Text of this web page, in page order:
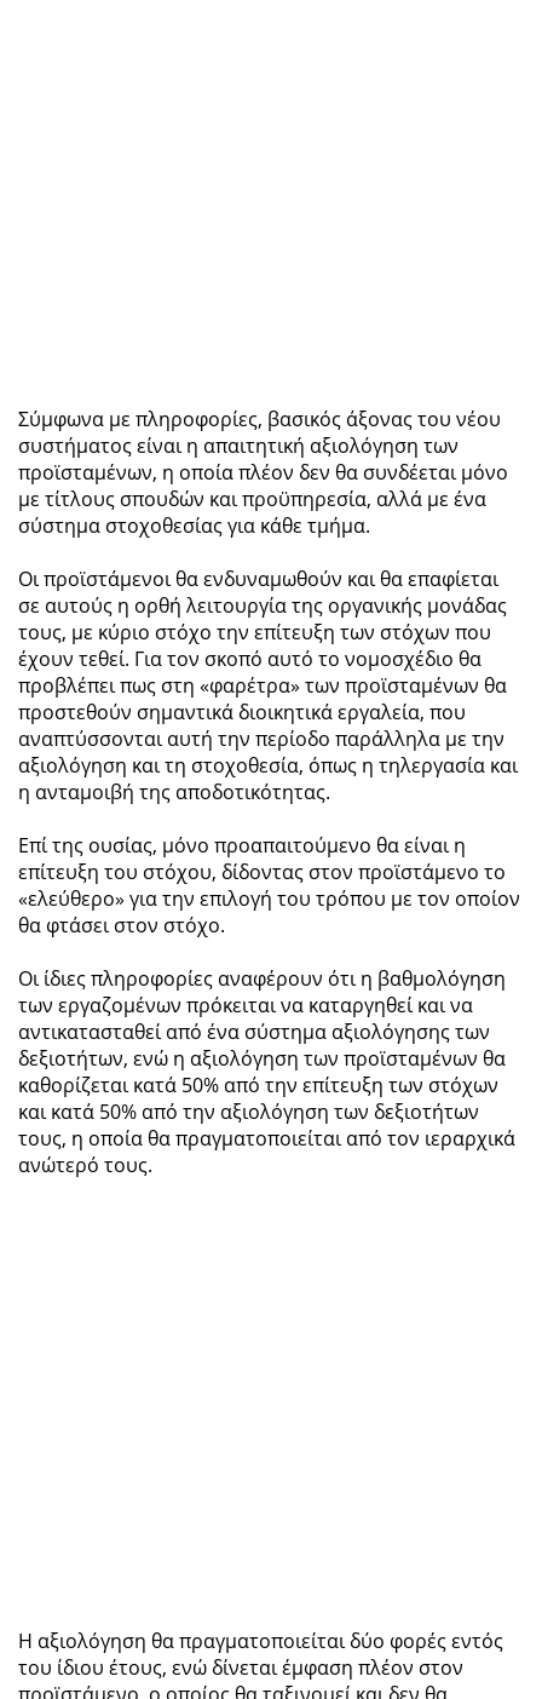
Σύμφωνα με πληροφορίες, βασικός άξονας του νέου
συστήματος είναι η απαιτητική αξιολόγηση των
προϊσταμένων, η οποία πλέον δεν θα συνδέεται μόνο
με τίτλους σπουδών και προϋπηρεσία, αλλά με ένα
σύστημα στοχοθεσίας για κάθε τμήμα.
Οι προϊστάμενοι θα ενδυναμωθούν και θα επαφίεται
σε αυτούς η ορθή λειτουργία της οργανικής μονάδας
τους, με κύριο στόχο την επίτευξη των στόχων που
έχουν τεθεί. Για τον σκοπό αυτό το νομοσχέδιο θα
προβλέπει πως στη «φαρέτρα» των προϊσταμένων θα
προστεθούν σημαντικά διοικητικά εργαλεία, που
αναπτύσσονται αυτή την περίοδο παράλληλα με την
αξιολόγηση και τη στοχοθεσία, όπως η τηλεργασία και
η ανταμοιβή της αποδοτικότητας.
Επί της ουσίας, μόνο προαπαιτούμενο θα είναι η
επίτευξη του στόχου, δίδοντας στον προϊστάμενο το
«ελεύθερο» για την επιλογή του τρόπου με τον οποίον
θα φτάσει στον στόχο.
Οι ίδιες πληροφορίες αναφέρουν ότι η βαθμολόγηση
των εργαζομένων πρόκειται να καταργηθεί και να
αντικατασταθεί από ένα σύστημα αξιολόγησης των
δεξιοτήτων, ενώ η αξιολόγηση των προϊσταμένων θα
καθορίζεται κατά 50% από την επίτευξη των στόχων
και κατά 50% από την αξιολόγηση των δεξιοτήτων
τους, η οποία θα πραγματοποιείται από τον ιεραρχικά
ανώτερό τους.
Η αξιολόγηση θα πραγματοποιείται δύο φορές εντός
του ίδιου έτους, ενώ δίνεται έμφαση πλέον στον